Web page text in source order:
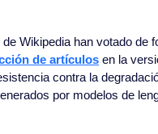
Wikipedia han votado
de artículos en la
contra la
por modelos de